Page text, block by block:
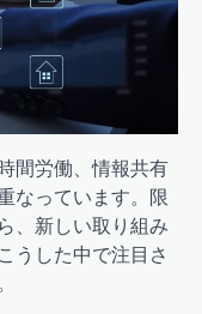
間労働、情報共有
なっています。限
、新しい取り組み
うした中で注目さ